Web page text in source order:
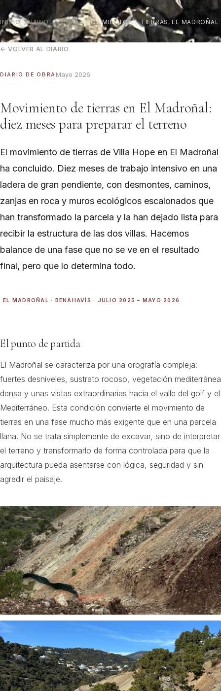
INICIO→DIARIO DE OBRA→MOVIMIENTO DE TIERRAS, EL MADROÑAL
← VOLVER AL DIARIO
DIARIO DE OBRA Mayo 2026
Movimiento de tierras en El Madroñal:
diez meses para preparar el terreno
El movimiento de tierras de Villa Hope en El Madroñal
ha concluido. Diez meses de trabajo intensivo en una
ladera de gran pendiente, con desmontes, caminos,
zanjas en roca y muros ecológicos escalonados que
han transformado la parcela y la han dejado lista para
recibir la estructura de las dos villas. Hacemos
balance de una fase que no se ve en el resultado
final, pero que lo determina todo.
EL MADROÑAL · BENAHAVÍS · JULIO 2025 – MAYO 2026
El punto de partida
El Madroñal se caracteriza por una orografía compleja:
fuertes desniveles, sustrato rocoso, vegetación mediterránea
densa y unas vistas extraordinarias hacia el valle del golf y el
Mediterráneo. Esta condición convierte el movimiento de
tierras en una fase mucho más exigente que en una parcela
llana. No se trata simplemente de excavar, sino de interpretar
el terreno y transformarlo de forma controlada para que la
arquitectura pueda asentarse con lógica, seguridad y sin
agredir el paisaje.